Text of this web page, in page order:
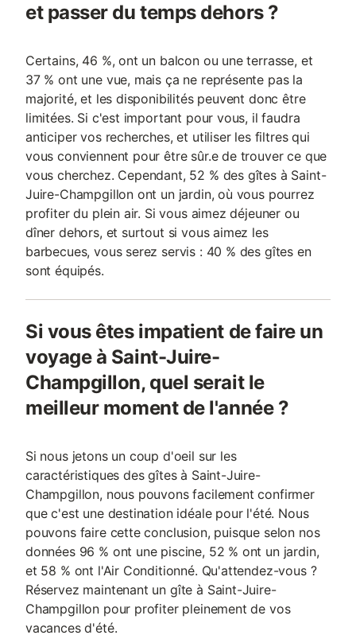
et passer du temps dehors ?
Certains, 46 %, ont un balcon ou une terrasse, et
37 % ont une vue, mais ça ne représente pas la
majorité, et les disponibilités peuvent donc être
limitées. Si c'est important pour vous, il faudra
anticiper vos recherches, et utiliser les filtres qui
vous conviennent pour être sûr.e de trouver ce que
vous cherchez. Cependant, 52 % des gîtes à Saint-
Juire-Champgillon ont un jardin, où vous pourrez
profiter du plein air. Si vous aimez déjeuner ou
dîner dehors, et surtout si vous aimez les
barbecues, vous serez servis : 40 % des gîtes en
sont équipés.
Si vous êtes impatient de faire un
voyage à Saint-Juire-
Champgillon, quel serait le
meilleur moment de l'année ?
Si nous jetons un coup d'oeil sur les
caractéristiques des gîtes à Saint-Juire-
Champgillon, nous pouvons facilement confirmer
que c'est une destination idéale pour l'été. Nous
pouvons faire cette conclusion, puisque selon nos
données 96 % ont une piscine, 52 % ont un jardin,
et 58 % ont l'Air Conditionné. Qu'attendez-vous ?
Réservez maintenant un gîte à Saint-Juire-
Champgillon pour profiter pleinement de vos
vacances d'été.